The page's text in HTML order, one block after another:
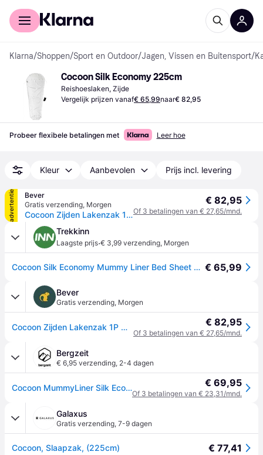
Voor shoppers
Klarna/Shoppen/Sport en Outdoor/Jagen, Vissen en Buitensport/
Cocoon Silk Economy 225cm
Reishoeslaken, Zijde
Vergelijk prijzen vanaf€ 65,99naar€ 82,95
Probeer flexibele betalingen met Leer hoe
Kleur Aanbevolen Prijs incl. levering
advertentie
Bever
Gratis verzending, Morgen
Cocoon Zijden Lakenzak 1P Wit - One size
€ 82,95
Of 3 betalingen van € 27,65/mnd.
Trekkinn
Laagste prijs·€ 3,99 verzending, Morgen
Cocoon Silk Economy Mummy Liner Bed Sheet Wit 210 x 88 cm € 65,99
Bever
Gratis verzending, Morgen
Cocoon Zijden Lakenzak 1P Wit - One size € 82,95
Of 3 betalingen van € 27,65/mnd.
Bergzeit
€ 6,95 verzending, 2-4 dagen
Cocoon MummyLiner Silk Economy Line - Wit - MAX. 215CM € 69,95
Of 3 betalingen van € 23,31/mnd.
Galaxus
Gratis verzending, 7-9 dagen
Cocoon, Slaapzak, (225cm) € 77,41